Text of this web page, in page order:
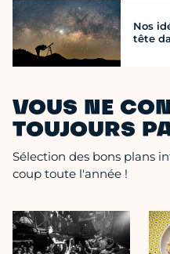
Nos
tête
VOUS NE
TOUJOURS
Sélection des bons plans
coup toute l'année !